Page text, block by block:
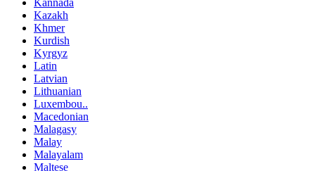
Kannada
Kazakh
Khmer
Kurdish
Kyrgyz
Latin
Latvian
Lithuanian
Luxembou..
Macedonian
Malagasy
Malay
Malayalam
Maltese